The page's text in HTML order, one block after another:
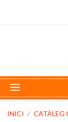
INICI CATÀLEG